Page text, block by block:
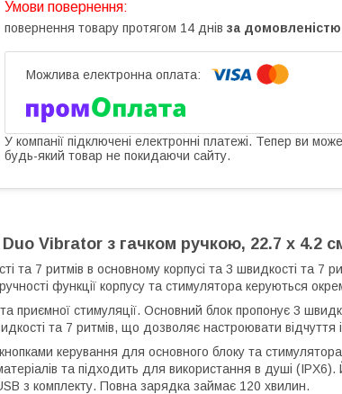
повернення товару протягом 14 днів за домовленістю
У компанії підключені електронні платежі. Тепер ви
будь-який товар не покидаючи сайту.
Vibrator з гачком ручкою, 22.7 х 4.2
та 7 ритмів в основному корпусі та 3 швидкості та 7
функції корпусу та стимулятора керуються
приємної стимуляції. Основний блок пропонує 3
та 7 ритмів, що дозволяє настроювати відчуття
керування для основного блоку та
та підходить для використання в душі (IPX6).
з комплекту. Повна зарядка займає 120 хвилин.